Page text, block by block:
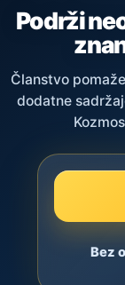
Podrži
Članstvo
dodatne
Bez